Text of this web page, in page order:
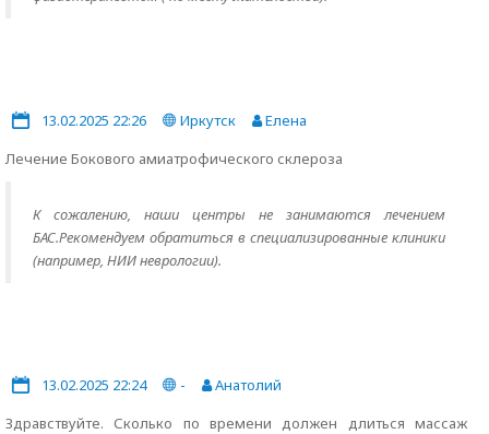
13.02.2025 22:26 Иркутск
Елена
Лечение Бокового амиатрофического склероза
К сожалению, наши центры не занимаются лечением
БАС.Рекомендуем обратиться в специализированные клиники
(например, НИИ неврологии).
13.02.2025 22:24 -
Анатолий
Здравствуйте. Сколько по времени должен длиться массаж